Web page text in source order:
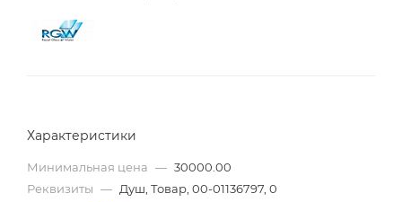
Характеристики
Минимальная цена — 30000.00
Реквизиты — Душ, Товар, 00-01136797, 0